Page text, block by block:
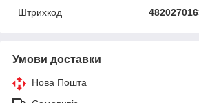
Штрихкод
Умови доставки
Нова Пошта